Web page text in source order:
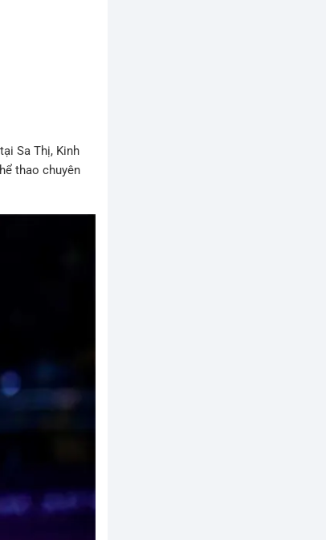
Sa Thị, Kinh
thao chuyên